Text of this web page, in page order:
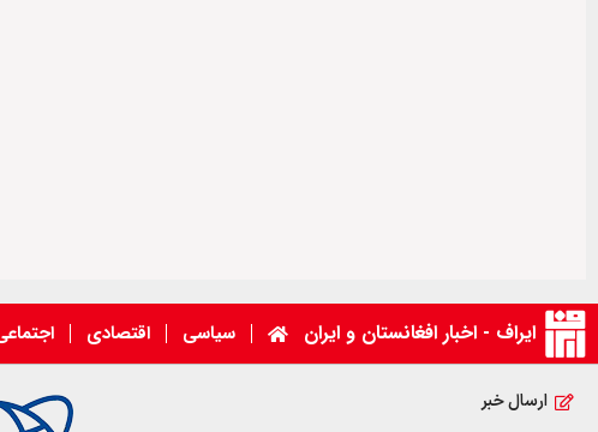
ایراف - اخبار افغانستان و ایران سیاسی اقتصادی
ارسال خبر